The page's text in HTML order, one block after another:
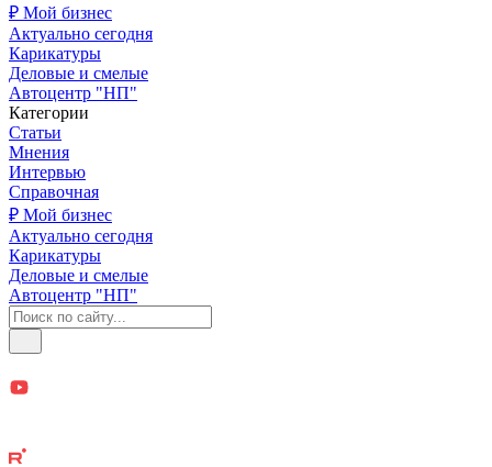
₽ Мой бизнес
Актуально сегодня
Карикатуры
Деловые и смелые
Автоцентр "НП"
Категории
Статьи
Мнения
Интервью
Справочная
₽ Мой бизнес
Актуально сегодня
Карикатуры
Деловые и смелые
Автоцентр "НП"